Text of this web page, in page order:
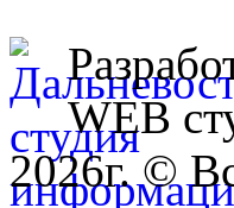
WEB
2026г. ©